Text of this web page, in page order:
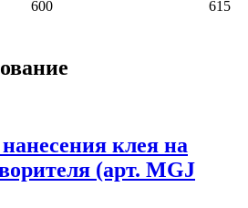
600 615
клея на
(арт. MGJ